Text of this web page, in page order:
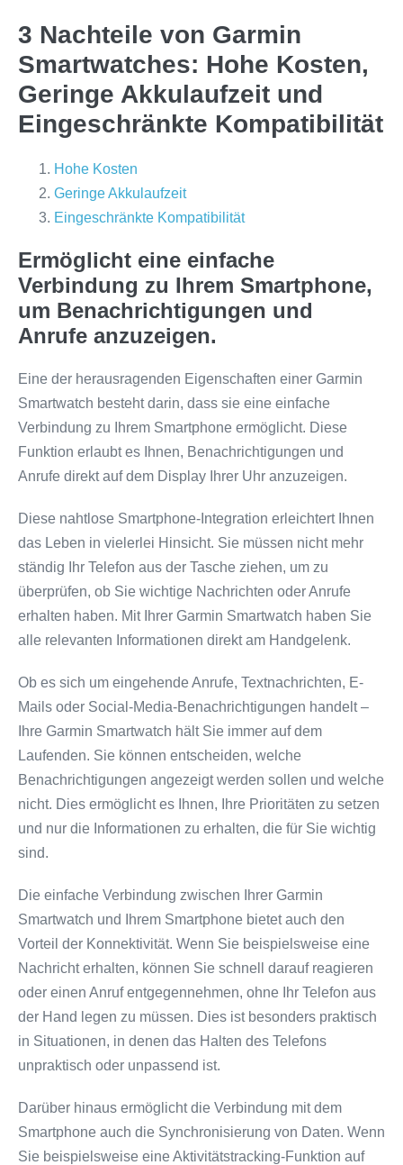
3 Nachteile von Garmin
Smartwatches: Hohe Kosten,
Geringe Akkulaufzeit und
Eingeschränkte Kompatibilität
Hohe Kosten
Geringe Akkulaufzeit
Eingeschränkte Kompatibilität
Ermöglicht eine einfache
Verbindung zu Ihrem Smartphone,
um Benachrichtigungen und
Anrufe anzuzeigen.
Eine der herausragenden Eigenschaften einer Garmin
Smartwatch besteht darin, dass sie eine einfache
Verbindung zu Ihrem Smartphone ermöglicht. Diese
Funktion erlaubt es Ihnen, Benachrichtigungen und
Anrufe direkt auf dem Display Ihrer Uhr anzuzeigen.
Diese nahtlose Smartphone-Integration erleichtert Ihnen
das Leben in vielerlei Hinsicht. Sie müssen nicht mehr
ständig Ihr Telefon aus der Tasche ziehen, um zu
überprüfen, ob Sie wichtige Nachrichten oder Anrufe
erhalten haben. Mit Ihrer Garmin Smartwatch haben Sie
alle relevanten Informationen direkt am Handgelenk.
Ob es sich um eingehende Anrufe, Textnachrichten, E-
Mails oder Social-Media-Benachrichtigungen handelt –
Ihre Garmin Smartwatch hält Sie immer auf dem
Laufenden. Sie können entscheiden, welche
Benachrichtigungen angezeigt werden sollen und welche
nicht. Dies ermöglicht es Ihnen, Ihre Prioritäten zu setzen
und nur die Informationen zu erhalten, die für Sie wichtig
sind.
Die einfache Verbindung zwischen Ihrer Garmin
Smartwatch und Ihrem Smartphone bietet auch den
Vorteil der Konnektivität. Wenn Sie beispielsweise eine
Nachricht erhalten, können Sie schnell darauf reagieren
oder einen Anruf entgegennehmen, ohne Ihr Telefon aus
der Hand legen zu müssen. Dies ist besonders praktisch
in Situationen, in denen das Halten des Telefons
unpraktisch oder unpassend ist.
Darüber hinaus ermöglicht die Verbindung mit dem
Smartphone auch die Synchronisierung von Daten. Wenn
Sie beispielsweise eine Aktivitätstracking-Funktion auf